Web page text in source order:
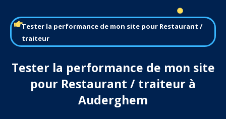
Tester la performance de mon site pour Restaurant /
traiteur
Tester la performance de mon site
pour Restaurant / traiteur à
Auderghem